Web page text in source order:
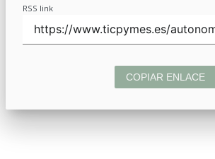
RSS link
COPIAR ENLACE